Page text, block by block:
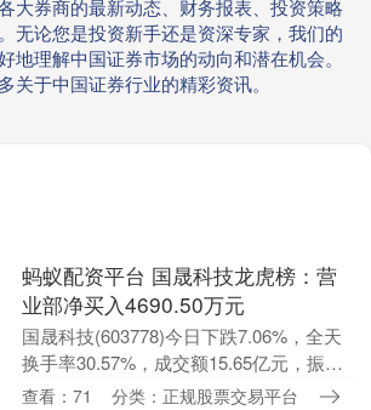
大券商的最新动态、财务报表、投资策略
无论您是投资新手还是资深专家，我们的
地理解中国证券市场的动向和潜在机会。
关于中国证券行业的精彩资讯。
蚂蚁配资平台 国晟科技龙虎榜：营
业部净买入4690.50万元
国晟科技(603778)今日下跌7.06%，全天
换手率30.57%，成交额15.65亿元，振幅
9.41%。龙虎榜数据显示，营业部席位合
查看：71 分类：正规股票交易平台